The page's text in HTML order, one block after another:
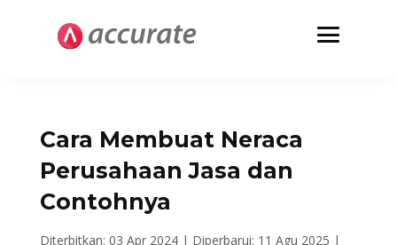
Cara Membuat Neraca
Perusahaan Jasa dan
Contohnya
Diterbitkan: 03 Apr 2024 | Diperbarui: 11 Agu 2025 |